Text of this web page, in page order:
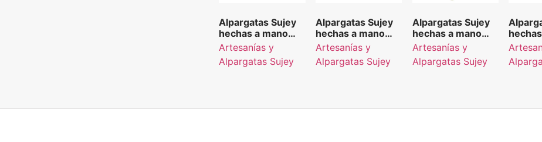
Alpargatas Sujey
hechas a mano
color azul
Artesanías y
Alpargatas Sujey
Alpargatas Sujey
hechas a mano
color beige
Artesanías y
Alpargatas Sujey
Alpargatas Sujey
hechas a mano
color negro
Artesanías y
Alpargatas Sujey
color